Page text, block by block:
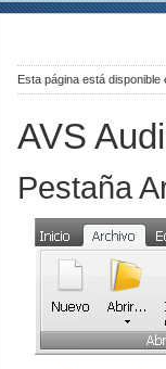
Esta página está disponible
AVS
Pestaña